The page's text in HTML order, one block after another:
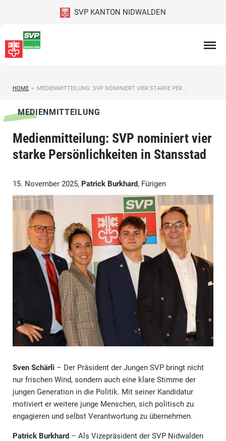
SVP KANTON NIDWALDEN
HOME > MEDIENMITTEILUNG: SVP NOMINIERT VIER STARKE PER...
MEDIENMITTEILUNG
Medienmitteilung: SVP nominiert vier
starke Persönlichkeiten in Stansstad
15. November 2025, Patrick Burkhard, Fürigen
Sven Schärli – Der Präsident der Jungen SVP bringt nicht
nur frischen Wind, sondern auch eine klare Stimme der
jungen Generation in die Politik. Mit seiner Kandidatur
motiviert er weitere junge Menschen, sich politisch zu
engagieren und selbst Verantwortung zu übernehmen.
Patrick Burkhard – Als Vizepräsident der SVP Nidwalden